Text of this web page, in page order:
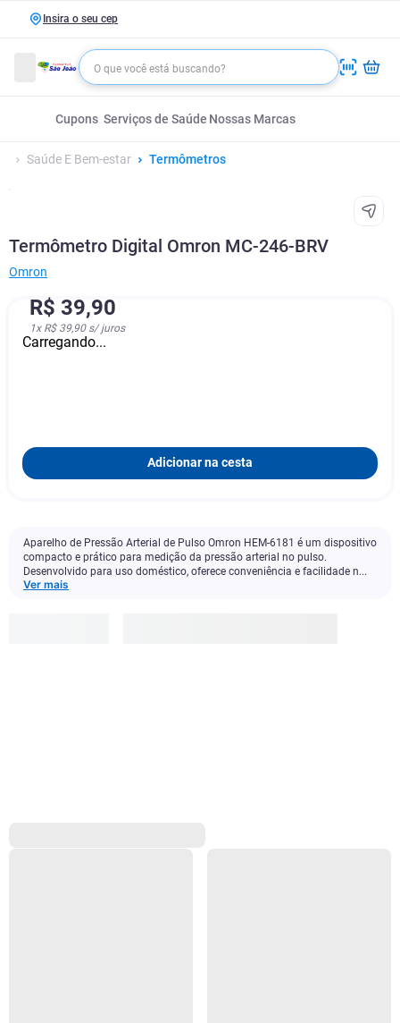
Insira o seu cep
Cupons Serviços de Saúde Nossas Marcas
Saúde E Bem-estar Termômetros
Termômetro Digital Omron MC-246-BRV
Omron
R$ 39,90
1x R$ 39,90s/ juros
Carregando...
Adicionar na cesta
Aparelho de Pressão Arterial de Pulso Omron HEM-6181 é um dispositivo
compacto e prático para medição da pressão arterial no pulso.
Desenvolvido para uso doméstico, oferece conveniência e facilidade n...
Ver mais